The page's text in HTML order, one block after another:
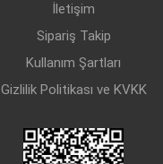
İletişim
Sipariş Takip
Kullanım Şartları
Gizlilik Politikası ve KVKK